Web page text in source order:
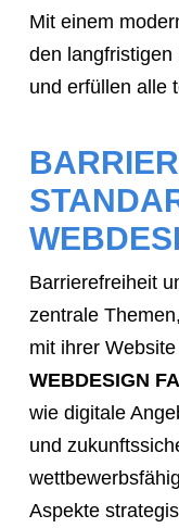
Mit einem
den langfristigen
und erfüllen alle
Barrierefreiheit
zentrale
mit ihrer
WEBDESIGN
wie digitale
und
Aspekte